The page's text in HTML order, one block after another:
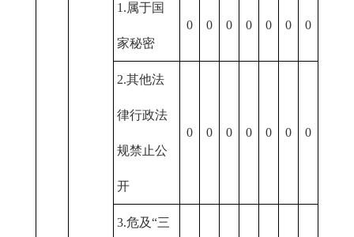
1.属于国
家秘密
0 0 0 0 0 0 0
2.其他法
律行政法
规禁止公
开
0 0 0 0 0 0 0
3.危及“三